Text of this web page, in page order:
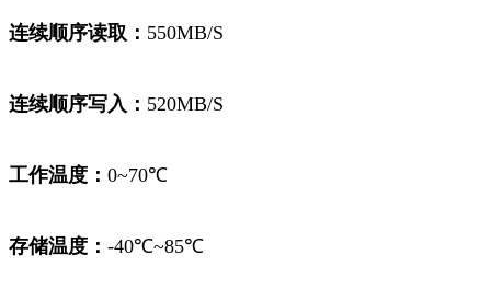
连续顺序读取： 550MB/S
连续顺序写入： 520MB/S
工作温度： 0~70℃
存储温度： -40℃~85℃